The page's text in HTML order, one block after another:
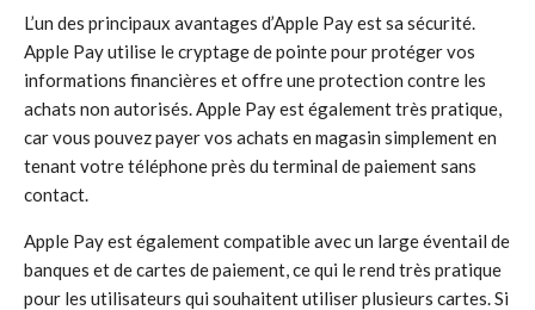
L’un des principaux avantages d’Apple Pay est sa sécurité.
Apple Pay utilise le cryptage de pointe pour protéger vos
informations financières et offre une protection contre les
achats non autorisés. Apple Pay est également très pratique,
car vous pouvez payer vos achats en magasin simplement en
tenant votre téléphone près du terminal de paiement sans
contact.
Apple Pay est également compatible avec un large éventail de
banques et de cartes de paiement, ce qui le rend très pratique
pour les utilisateurs qui souhaitent utiliser plusieurs cartes. Si